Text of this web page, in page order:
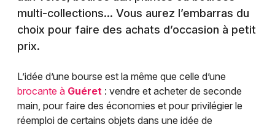
multi-collections… Vous aurez l’embarras du
choix pour faire des achats d’occasion à petit
prix.
L’idée d’une bourse est la même que celle d’une
brocante à Guéret : vendre et acheter de seconde
main, pour faire des économies et pour privilégier le
réemploi de certains objets dans une idée de